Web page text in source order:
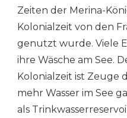
Zeiten der Merina-
Kolonialzeit von den
genutzt wurde. Viele
ihre Wäsche am See.
Kolonialzeit ist Zeuge
mehr Wasser im See
als